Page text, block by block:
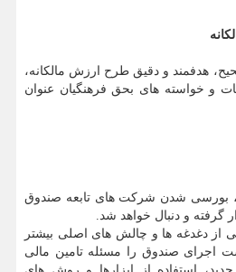
هدفمند و دقیق طرح ارزش مالکانه،
و خواسته های بحق فرهنگیان عنوان
بورسی شدن شرکت های تابعه صندوق
گرفته و دنبال خواهد شد.
از دغدغه ها و چالش های اصلی بیشتر
اجرای صندوق را مسئله تامین مالی